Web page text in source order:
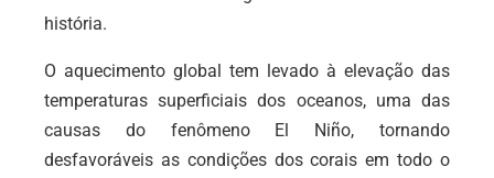
história.
O aquecimento global tem levado à elevação das
temperaturas superficiais dos oceanos, uma das
causas do fenômeno El Niño, tornando
desfavoráveis as condições dos corais em todo o